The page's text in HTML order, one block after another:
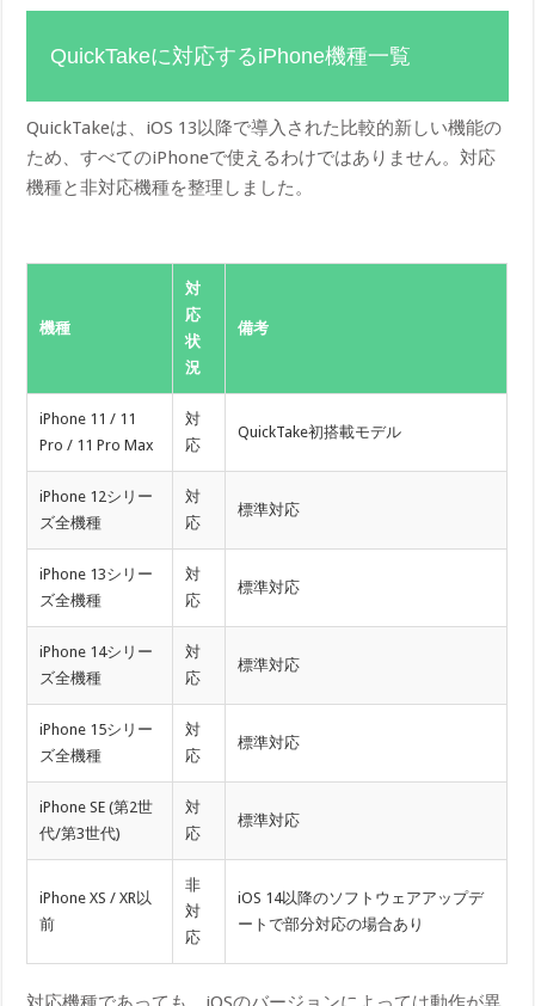
QuickTakeに対応するiPhone機種一覧
QuickTakeは、iOS 13以降で導入された比較的新しい機能の
ため、すべてのiPhoneで使えるわけではありません。対応
機種と非対応機種を整理しました。
機種
対
応
状
況
備考
iPhone 11 / 11
Pro / 11 Pro Max
対
応
QuickTake初搭載モデル
iPhone 12シリー
ズ全機種
対
応
標準対応
iPhone 13シリー
ズ全機種
対
応
標準対応
iPhone 14シリー
ズ全機種
対
応
標準対応
iPhone 15シリー
ズ全機種
対
応
標準対応
iPhone SE (第2世
代/第3世代)
対
応
標準対応
iPhone XS / XR以
前
非
対
応
iOS 14以降のソフトウェアアップデ
ートで部分対応の場合あり